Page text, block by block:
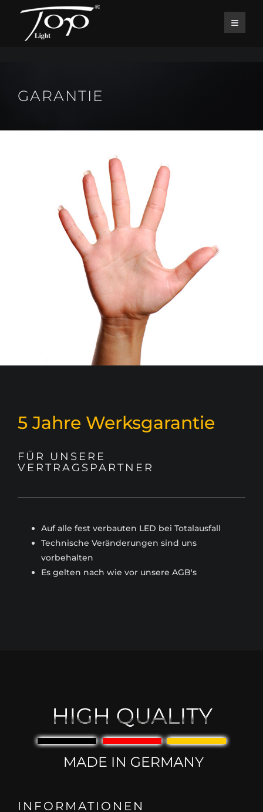
GARANTIE
5 Jahre Werksgarantie
FÜR UNSERE
VERTRAGSPARTNER
Auf alle fest verbauten LED bei Totalausfall
Technische Veränderungen sind uns
vorbehalten
Es gelten nach wie vor unsere AGB's
INFORMATIONEN